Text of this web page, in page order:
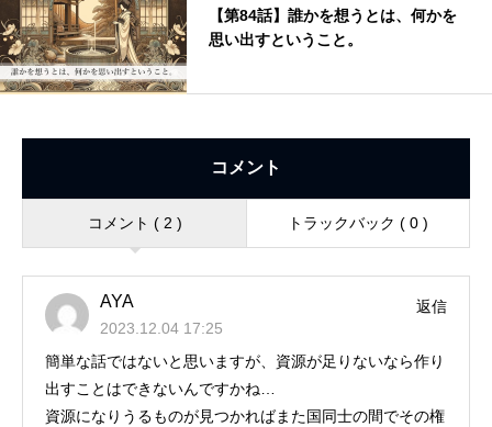
【第84話】誰かを想うとは、何かを
思い出すということ。
コメント
コメント ( 2 ) トラックバック ( 0 )
AYA
2023.12.04 17:25
返信
簡単な話ではないと思いますが、資源が足りないなら作り
出すことはできないんですかね…
資源になりうるものが見つかればまた国同士の間でその権